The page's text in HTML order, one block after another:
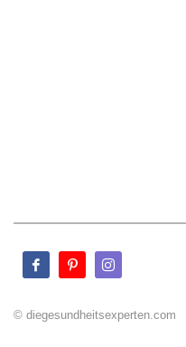
© diegesundheitsexperten.com